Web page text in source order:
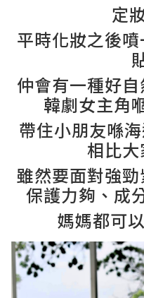
定
平時化妝之後
仲會有一種好
韓劇女主角
帶住小朋友喺
相比大
雖然要面對強
保護力夠、成
媽媽都可